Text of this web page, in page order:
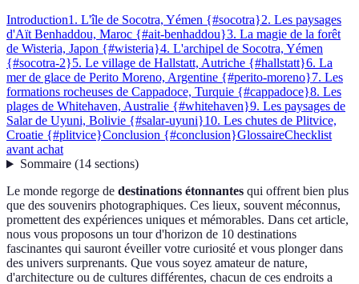
Introduction1. L'île de Socotra, Yémen {#socotra}2. Les paysages
d'Aït Benhaddou, Maroc {#ait-benhaddou}3. La magie de la forêt
de Wisteria, Japon {#wisteria}4. L'archipel de Socotra, Yémen
{#socotra-2}5. Le village de Hallstatt, Autriche {#hallstatt}6. La
mer de glace de Perito Moreno, Argentine {#perito-moreno}7. Les
formations rocheuses de Cappadoce, Turquie {#cappadoce}8. Les
plages de Whitehaven, Australie {#whitehaven}9. Les paysages de
Salar de Uyuni, Bolivie {#salar-uyuni}10. Les chutes de Plitvice,
Croatie {#plitvice}Conclusion {#conclusion}GlossaireChecklist
avant achat
Sommaire(14 sections)
Le monde regorge de destinations étonnantes qui offrent bien plus
que des souvenirs photographiques. Ces lieux, souvent méconnus,
promettent des expériences uniques et mémorables. Dans cet article,
nous vous proposons un tour d'horizon de 10 destinations
fascinantes qui sauront éveiller votre curiosité et vous plonger dans
des univers surprenants. Que vous soyez amateur de nature,
d'architecture ou de cultures différentes, chacun de ces endroits a